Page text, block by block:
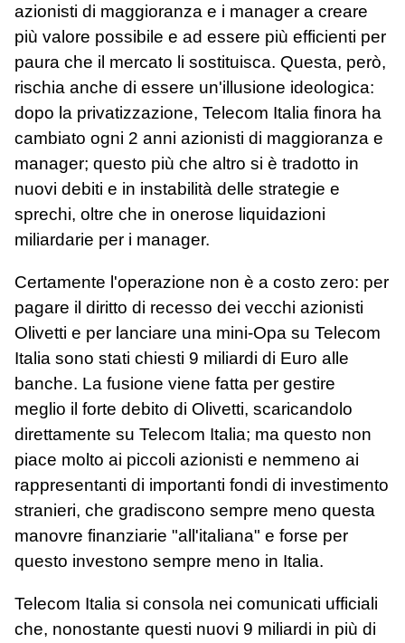
azionisti di maggioranza e i manager a creare
più valore possibile e ad essere più efficienti per
paura che il mercato li sostituisca. Questa, però,
rischia anche di essere un'illusione ideologica:
dopo la privatizzazione, Telecom Italia finora ha
cambiato ogni 2 anni azionisti di maggioranza e
manager; questo più che altro si è tradotto in
nuovi debiti e in instabilità delle strategie e
sprechi, oltre che in onerose liquidazioni
miliardarie per i manager.
Certamente l'operazione non è a costo zero: per
pagare il diritto di recesso dei vecchi azionisti
Olivetti e per lanciare una mini-Opa su Telecom
Italia sono stati chiesti 9 miliardi di Euro alle
banche. La fusione viene fatta per gestire
meglio il forte debito di Olivetti, scaricandolo
direttamente su Telecom Italia; ma questo non
piace molto ai piccoli azionisti e nemmeno ai
rappresentanti di importanti fondi di investimento
stranieri, che gradiscono sempre meno questa
manovre finanziarie "all'italiana" e forse per
questo investono sempre meno in Italia.
Telecom Italia si consola nei comunicati ufficiali
che, nonostante questi nuovi 9 miliardi in più di